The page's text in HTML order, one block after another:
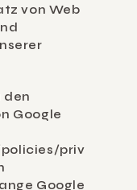
von Web
den
Google
priv
Google